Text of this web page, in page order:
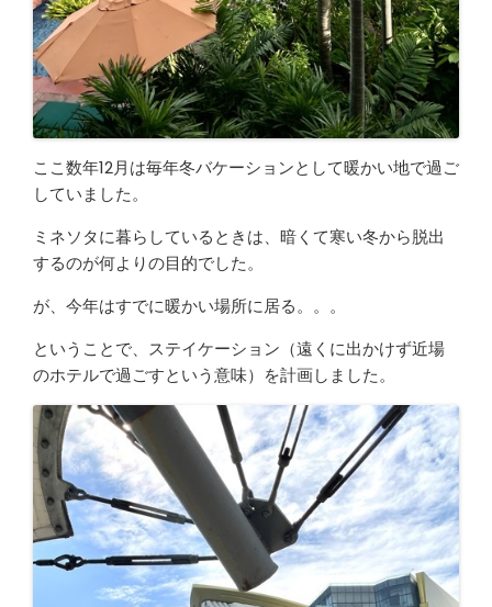
ここ数年12月は毎年冬バケーションとして暖かい地で過ご
していました。
ミネソタに暮らしているときは、暗くて寒い冬から脱出
するのが何よりの目的でした。
が、今年はすでに暖かい場所に居る。。。
ということで、ステイケーション（遠くに出かけず近場
のホテルで過ごすという意味）を計画しました。